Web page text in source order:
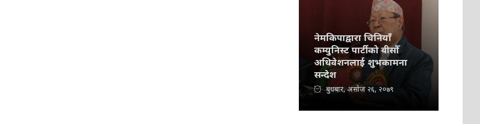
नेमकिपाद्वारा चिनियाँ
कम्युनिस्ट पार्टीको बीसौँ
अधिवेशनलाई शुभकामना
सन्देश
बुधबार, असोज २६, २०७९